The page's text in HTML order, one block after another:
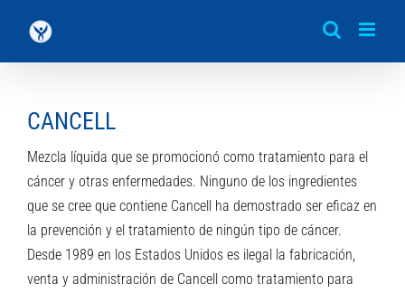
contenido
CANCELL
Mezcla líquida que se promocionó como tratamiento para el
cáncer y otras enfermedades. Ninguno de los ingredientes
que se cree que contiene Cancell ha demostrado ser eficaz en
la prevención y el tratamiento de ningún tipo de cáncer.
Desde 1989 en los Estados Unidos es ilegal la fabricación,
venta y administración de Cancell como tratamiento para